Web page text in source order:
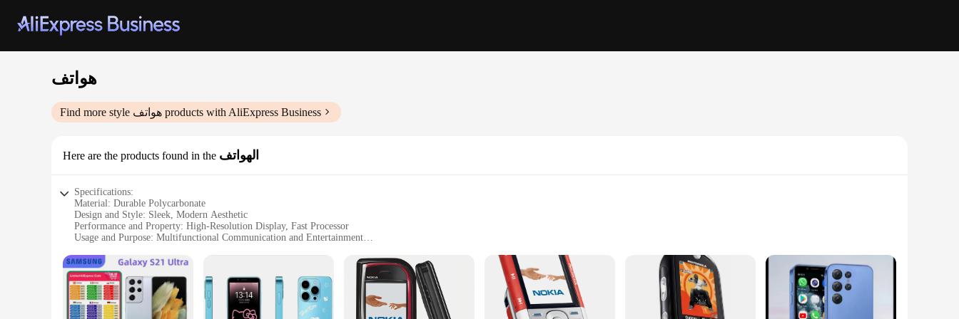
هواتف
Find more style هواتف products with AliExpress Business
Here are the products found in the الهواتف
Specifications:
Material: Durable Polycarbonate
Design and Style: Sleek, Modern Aesthetic
Performance and Property: High-Resolution Display, Fast Processor
Usage and Purpose: Multifunctional Communication and Entertainment
Weight and Size: Lightweight and Compact for Easy Portability
Features:
|هواتف|Wholesale|Vendors|